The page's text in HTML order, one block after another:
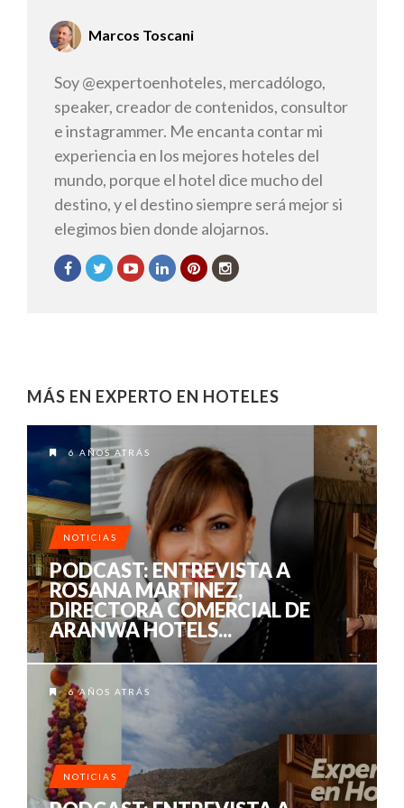
Marcos Toscani
Soy @expertoenhoteles, mercadólogo,
speaker, creador de contenidos, consultor
e instagrammer. Me encanta contar mi
experiencia en los mejores hoteles del
mundo, porque el hotel dice mucho del
destino, y el destino siempre será mejor si
elegimos bien donde alojarnos.
MÁS EN EXPERTO EN HOTELES
6 AÑOS ATRÁS
NOTICIAS
PODCAST: ENTREVISTA A
ROSANA MARTINEZ,
DIRECTORA COMERCIAL DE
ARANWA HOTELS...
6 AÑOS ATRÁS
NOTICIAS